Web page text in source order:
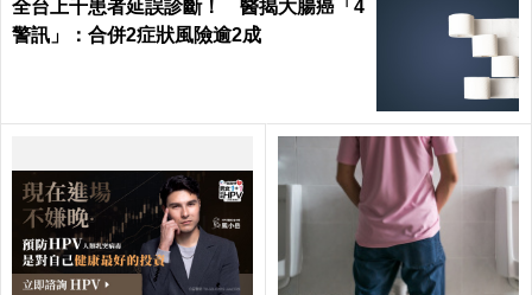
全台上千患者延誤診斷！ 醫揭大腸癌「4
警訊」：合併2症狀風險逾2成